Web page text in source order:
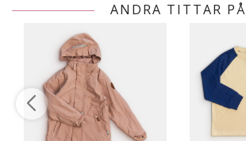
ANDRA TITTAR PÅ